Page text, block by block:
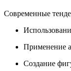
Современные
Применение
Создание